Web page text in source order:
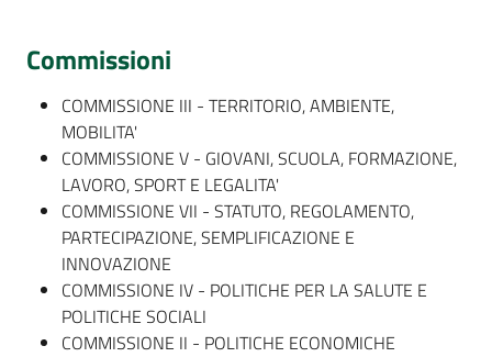
Commissioni
COMMISSIONE III - TERRITORIO, AMBIENTE,
MOBILITA'
COMMISSIONE V - GIOVANI, SCUOLA, FORMAZIONE,
LAVORO, SPORT E LEGALITA'
COMMISSIONE VII - STATUTO, REGOLAMENTO,
PARTECIPAZIONE, SEMPLIFICAZIONE E
INNOVAZIONE
COMMISSIONE IV - POLITICHE PER LA SALUTE E
POLITICHE SOCIALI
COMMISSIONE II - POLITICHE ECONOMICHE